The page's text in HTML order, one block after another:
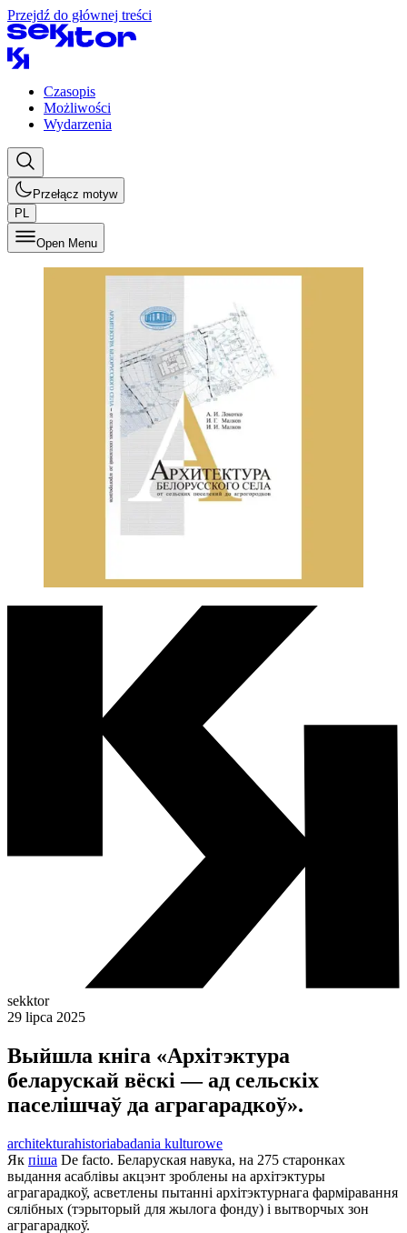
Przejdź do głównej treści
Czasopis
Możliwości
Wydarzenia
Przełącz motyw
PL
Open Menu
sekktor
29 lipca 2025
Выйшла кніга «Архітэктура
беларускай вёскі — ад сельскіх
паселішчаў да аграгарадкоў».
architekturahistoriabadania kulturowe
Як піша De facto. Беларуская навука, на 275 старонках
выдання асаблівы акцэнт зроблены на архітэктуры
аграгарадкоў, асветлены пытанні архітэктурнага фарміравання
сялібных (тэрыторый для жылога фонду) і вытворчых зон
аграгарадкоў.